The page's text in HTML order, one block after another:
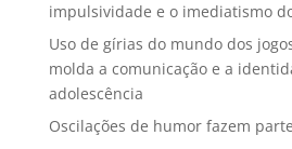
impulsividade e o imediatismo
Uso de gírias do mundo dos
molda a comunicação e a
adolescência
Oscilações de humor fazem